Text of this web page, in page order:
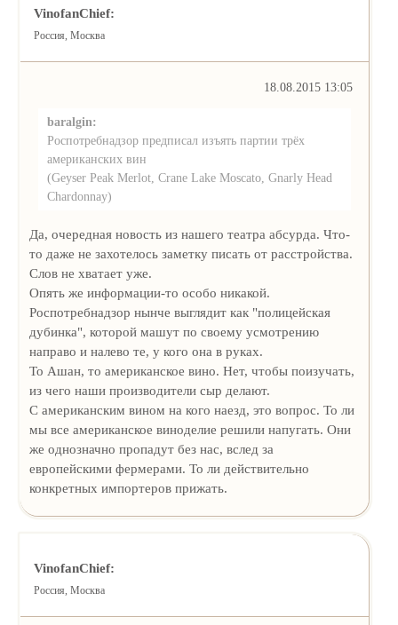
VinofanChief:
Россия, Москва
18.08.2015 13:05
baralgin:
Роспотребнадзор предписал изъять партии трёх
американских вин
(Geyser Peak Merlot, Crane Lake Moscato, Gnarly Head
Chardonnay)
Да, очередная новость из нашего театра абсурда. Что-
то даже не захотелось заметку писать от расстройства.
Слов не хватает уже.
Опять же информации-то особо никакой.
Роспотребнадзор нынче выглядит как "полицейская
дубинка", которой машут по своему усмотрению
направо и налево те, у кого она в руках.
То Ашан, то американское вино. Нет, чтобы поизучать,
из чего наши производители сыр делают.
С американским вином на кого наезд, это вопрос. То ли
мы все американское виноделие решили напугать. Они
же однозначно пропадут без нас, вслед за
европейскими фермерами. То ли действительно
конкретных импортеров прижать.
VinofanChief:
Россия, Москва